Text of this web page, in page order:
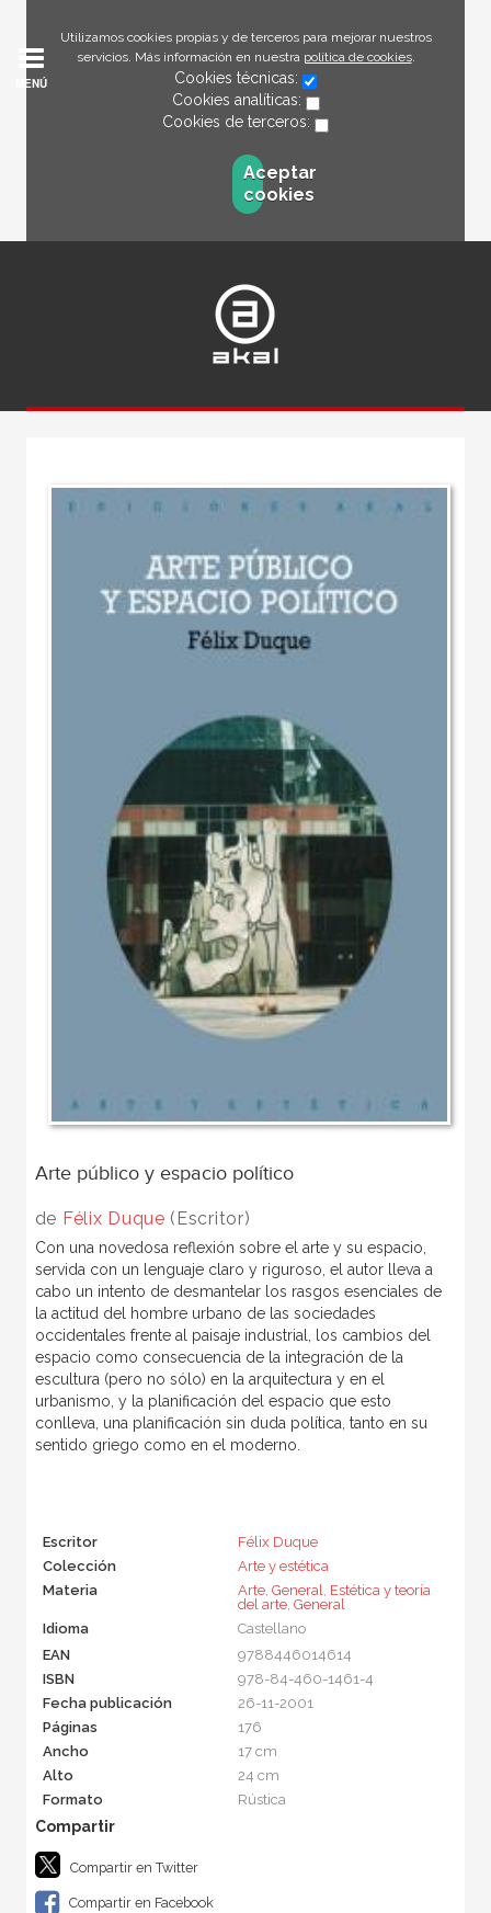
Utilizamos cookies propias y de terceros para mejorar nuestros
servicios. Más información en nuestra política de cookies.
Cookies técnicas:
Cookies analíticas:
Cookies de terceros:
Aceptar
cookies
MENÚ
Arte público y espacio político
de Félix Duque (Escritor)
Con una novedosa reflexión sobre el arte y su espacio,
servida con un lenguaje claro y riguroso, el autor lleva a
cabo un intento de desmantelar los rasgos esenciales de
la actitud del hombre urbano de las sociedades
occidentales frente al paisaje industrial, los cambios del
espacio como consecuencia de la integración de la
escultura (pero no sólo) en la arquitectura y en el
urbanismo, y la planificación del espacio que esto
conlleva, una planificación sin duda política, tanto en su
sentido griego como en el moderno.
Escritor
Félix Duque
Colección
Arte y estética
Materia
Arte, General, Estética y teoría
del arte, General
Idioma
Castellano
EAN
9788446014614
ISBN
978-84-460-1461-4
Fecha publicación
26-11-2001
Páginas
176
Ancho
17 cm
Alto
24 cm
Formato
Rústica
Compartir en Twitter
Compartir en Facebook